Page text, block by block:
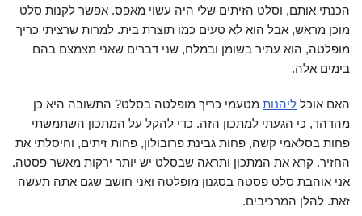
הכנתי אותם, וסלט הזיתים שלי היה עשוי מאפס. אפשר לקנות סלט
מוכן מראש, אבל הוא לא טעים כמו תוצרת בית. למרות שרציתי כריך
מופלטה, הוא עתיר בשומן ובמלח, שני דברים שאני מצמצם בהם
בימים אלה.
האם אוכל ליהנות מטעמי כריך מופלטה בסלט? התשובה היא כן
מהדהד, כי הגעתי למתכון הזה. כדי להקל על המתכון השתמשתי
פחות בסלאמי קשה, פחות גבינת פרובולון, פחות זיתים, וחיסלתי את
החזיר. קרא את המתכון ותראה שבסלט יש יותר ירקות מאשר פסטה.
אני אוהבת סלט פסטה בסגנון מופלטה ואני חושב שגם אתה תעשה
זאת. להלן המרכיבים.